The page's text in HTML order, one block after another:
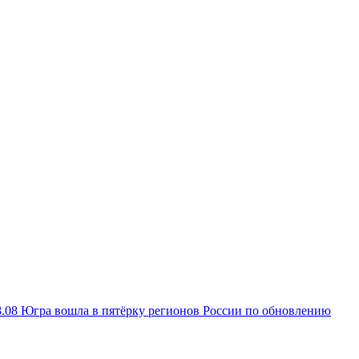
Югра вошла в пятёрку регионов России по обновлению